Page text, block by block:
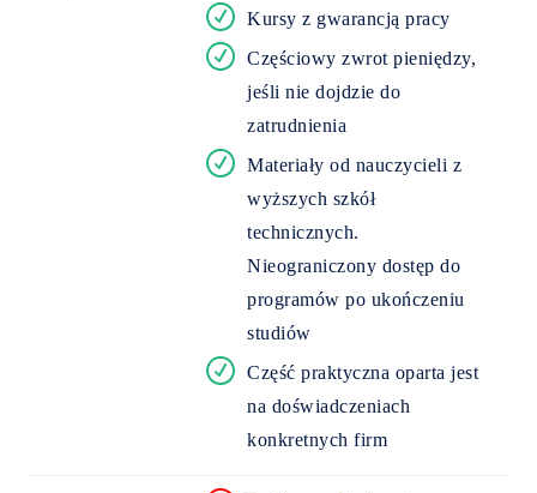
Kursy z gwarancją pracy
Częściowy zwrot pieniędzy,
jeśli nie dojdzie do
zatrudnienia
Materiały od nauczycieli z
wyższych szkół
technicznych.
Nieograniczony dostęp do
programów po ukończeniu
studiów
Część praktyczna oparta jest
na doświadczeniach
konkretnych firm